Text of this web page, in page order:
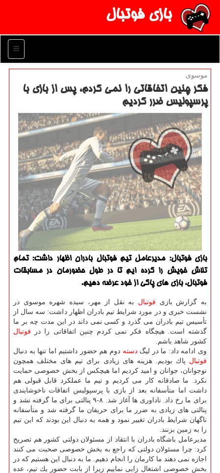
بازی فوتبال
منو
موسوی
فكر چنین اتفاقاتی را نمی كردم، پس از بازی با
پرسپولیس ضرر كردیم
بازی فوتبال: مدیرعامل تیم فوتبال بادران اظهار داشت: تمام
تلاش خویش را كرده ایم تا در طول حضورمان در مسابقات
فوتبال، بازی های پاكی از خود عرضه دهیم.
به گزارش بازی فوتبال به نقل از مهر، سیده شهره موسوی در
نشست خبری و در مورد شرایط تیم بادران اظهار داشت: سه سال از
تأسیس تیم بادران می گذرد و كسی نمی داند در این مدت چه بر ما
گذشته است. هیچگاه فكر نمی كردم چنین اتفاقاتی را در فوتبال
كشور شاهد باشم.
وی ادامه داد: ما در لیگدسته دوم هم حضور داشتیم اما تنها به دنبال
فوتبال پاك بودیم. هزینه های زیادی برای تیم های مختلف همچون
نوجوانان، جوانان و امید كردیم اما هیچكس از بخش خصوصی حمایت
نكرد. ما صادقانه كار می كردیم و تیم ما عملكرد قابل قبولی هم
داشت اما متأسفانه بعد از بازی با پرسپولیس اتفاقات ناخوشایندی
برای ما رخ داد. ناداوری ها آغاز شد. ۸-۹ پنالتی برای ما گرفته نشد و
پنالتی های زیادی به ضرر ما برای حریفان ما گرفته شد و متأسفانه
ناگهان شرایط بادران تغییر نمود و همه به دنبال این بودند كه این تیم
را به زمین بزنند.
مدیرعامل باشگاه بادران با انتقاد از مسئولان دولتی كشور هم تصریح
كرد: چرا مسئولان دولتی كه راجع به بخش خصوصی صحبت می كنند
اجازه نمی دهند ما كارمان را انجام دهیم. ما به دنبال این هستیم كه در
بخش خصوصی اشتغال زایی نماییم زیرا از بابت حضور یك تیم، عده